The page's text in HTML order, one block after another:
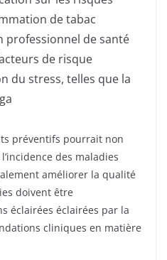
de tabac
professionnel de santé
de risque
du stress, telles que la
préventifs pourrait non
des maladies
améliorer la qualité
doivent être
éclairées éclairées par la
cliniques en matière